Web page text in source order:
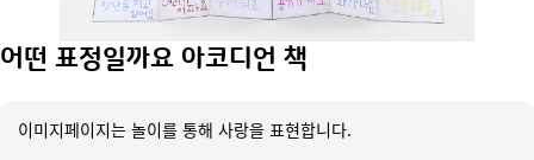
어떤 표정일까요 아코디언 책
이미지페이지는 놀이를 통해 사랑을 표현합니다.